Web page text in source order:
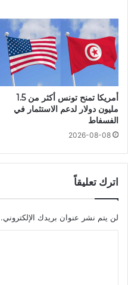
أمريكا تمنح تونس أكثر من 1.5
مليون دولار لدعم الاستثمار في
الفسفاط
2026-08-08
اترك تعليقاً
لن يتم نشر عنوان بريدك الإلكتروني.